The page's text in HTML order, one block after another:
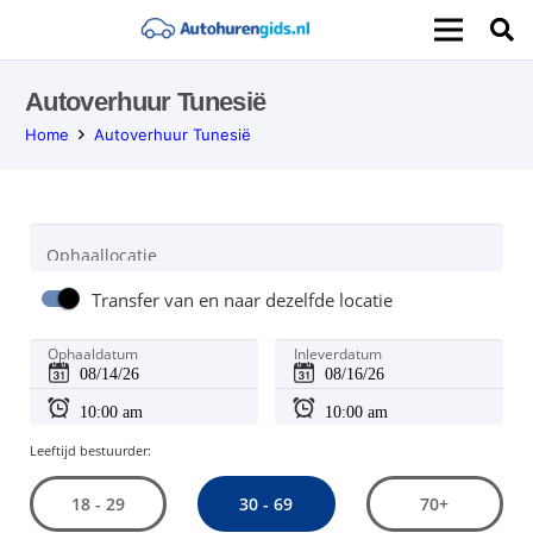
Autoverhuur Tunesië
Home Autoverhuur Tunesië
Ophaallocatie
Transfer van en naar dezelfde locatie
Ophaaldatum Inleverdatum
Leeftijd bestuurder:
18 - 29 30 - 69 70+